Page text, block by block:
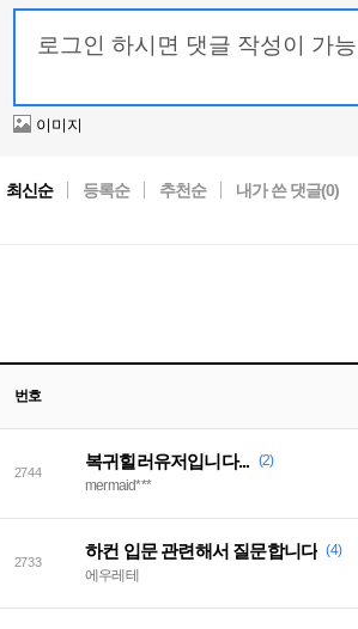
이미지
최신순 등록순 추천순 내가 쓴 댓글(0)
번호
2744
복귀힐러유저입니다... (2)
mermaid***
2733
하컨 입문 관련해서 질문합니다 (4)
에우레테